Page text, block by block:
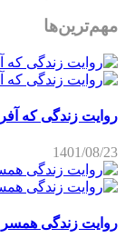
مهم‌ترین‌ها
روایت زندگی که
1401/08/23
روایت زندگی